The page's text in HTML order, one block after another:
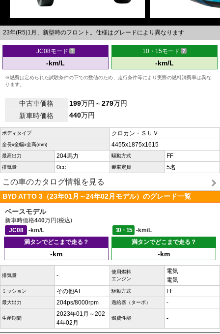
23年(R5)1月、新型時のフロント。仕様はグレードにより異なります
JC08モード
-km/L
10・15モード
-km/L
※燃費は定められた試験条件の下での数値のため、走行条件等により実際の燃料消費率は異な
ります。
中古車価格 199万円～279万円
新車時価格
440万円
ボディタイプ クロカン・ＳＵＶ
全長x全幅x全高(mm) 4455x1875x1615
最高出力 204馬力 駆動方式 FF
排気量 0cc 乗車定員 5名
この車のカタログ情報を見る
BYD ATTO 3（23年01月～24年02月モデル）のグレード一覧
ベースモデル
新車時価格440万円(税込)
JC08
-km/L 10・15
-km/L
満タンでどこまで走る？
-km
満タンでどこまで走る？
-km
排気量 -
使用燃料
エンジン
電気
電気
ミッション その他AT 駆動方式 FF
最大出力 204ps/8000rpm 過給器（ターボ） -
生産期間
2023年01月～202
4年02月
燃費性能 -